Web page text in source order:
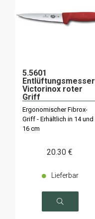
5.5601
Entlüftungsmesser
Victorinox roter
Griff
Ergonomischer Fibrox-
Griff - Erhältlich in 14 und
16 cm
20.30 €
Lieferbar